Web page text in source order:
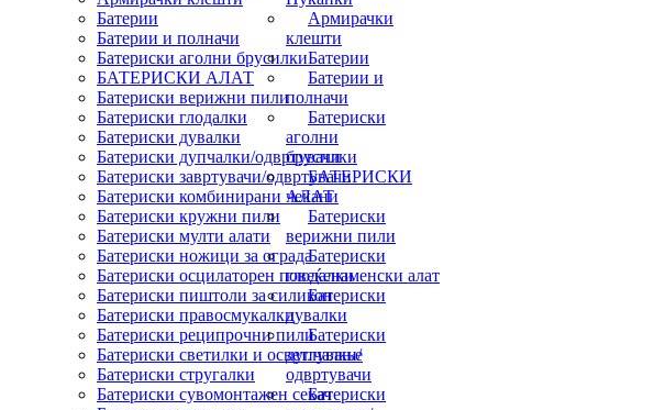
Армирачки
клешти
Батерии
Батерии и
полначи
Батериски
аголни
брусилки
БАТЕРИСКИ
АЛАТ
Батериски
верижни пили
Батериски
глодалки
Батериски
дувалки
Батериски
дупчалки/
одвртувачи
Батериски
Батерии
Батерии и полначи
Батериски аголни брусилки
БАТЕРИСКИ АЛАТ
Батериски верижни пили
Батериски глодалки
Батериски дувалки
Батериски дупчалки/одвртувачи
Батериски завртувачи/одвртувачи
Батериски комбинирани чекани
Батериски кружни пили
Батериски мулти алати
Батериски ножици за ограда
Батериски осцилаторен повеќенаменски алат
Батериски пиштоли за силикон
Батериски правосмукалки
Батериски реципрочни пили
Батериски светилки и осветлување
Батериски стругалки
Батериски сувомонтажен секач